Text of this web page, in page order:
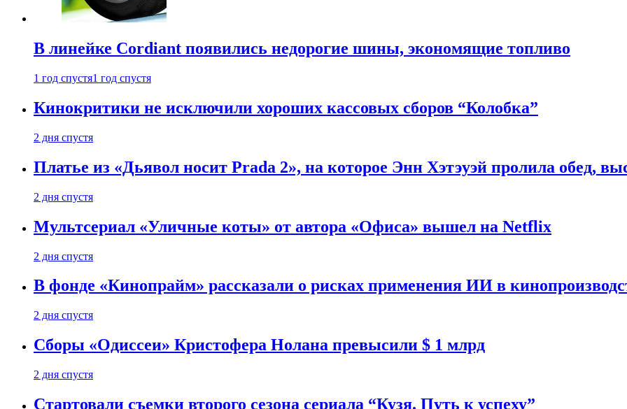
В линейке Cordiant появились недорогие шины, экономящие топливо
1 год спустя1 год спустя
Кинокритики не исключили хороших кассовых сборов “Колобка”
2 дня спустя
Платье из «Дьявол носит Prada 2», на которое Энн Хэтэуэй пролила обед,
2 дня спустя
Мультсериал «Уличные коты» от автора «Офиса» вышел на Netflix
2 дня спустя
В фонде «Кинопрайм» рассказали о рисках применения ИИ в
2 дня спустя
Сборы «Одиссеи» Кристофера Нолана превысили $ 1 млрд
2 дня спустя
Стартовали съемки второго сезона сериала “Кузя. Путь к успеху”